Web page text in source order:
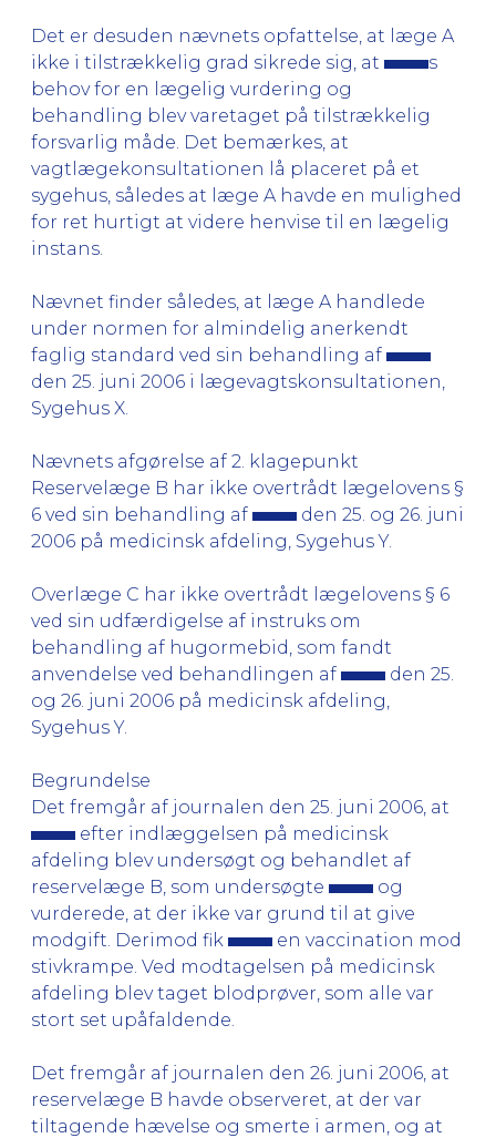
Det er desuden nævnets opfattelse, at læge A
ikke i tilstrækkelig grad sikrede sig, at
s
behov for en lægelig vurdering og
behandling blev varetaget på tilstrækkelig
forsvarlig måde. Det bemærkes, at
vagtlægekonsultationen lå placeret på et
sygehus, således at læge A havde en mulighed
for ret hurtigt at videre henvise til en lægelig
instans.
Nævnet finder således, at læge A handlede
under normen for almindelig anerkendt
faglig standard ved sin behandling af
den 25. juni 2006 i lægevagtskonsultationen,
Sygehus X.
Nævnets afgørelse af 2. klagepunkt
Reservelæge B har ikke overtrådt lægelovens §
6 ved sin behandling af
den 25. og 26. juni
2006 på medicinsk afdeling, Sygehus Y.
Overlæge C har ikke overtrådt lægelovens § 6
ved sin udfærdigelse af instruks om
behandling af hugormebid, som fandt
anvendelse ved behandlingen af
den 25.
og 26. juni 2006 på medicinsk afdeling,
Sygehus Y.
Begrundelse
Det fremgår af journalen den 25. juni 2006, at
efter indlæggelsen på medicinsk
afdeling blev undersøgt og behandlet af
reservelæge B, som undersøgte
og
vurderede, at der ikke var grund til at give
modgift. Derimod fik
en vaccination mod
stivkrampe. Ved modtagelsen på medicinsk
afdeling blev taget blodprøver, som alle var
stort set upåfaldende.
Det fremgår af journalen den 26. juni 2006, at
reservelæge B havde observeret, at der var
tiltagende hævelse og smerte i armen, og at